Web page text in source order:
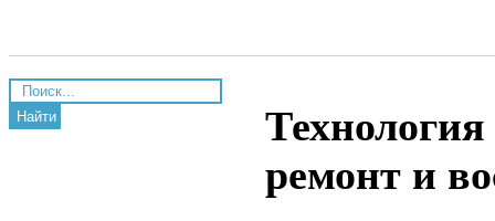
Найти
ремонт и